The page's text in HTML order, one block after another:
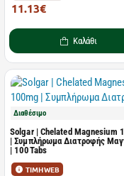
11.13€
Καλάθι
Διαθέσιμο
Solgar | Chelated Magnesium
| Συμπλήρωμα Διατροφής
| 100Tabs
ΤΙΜΗ WEB